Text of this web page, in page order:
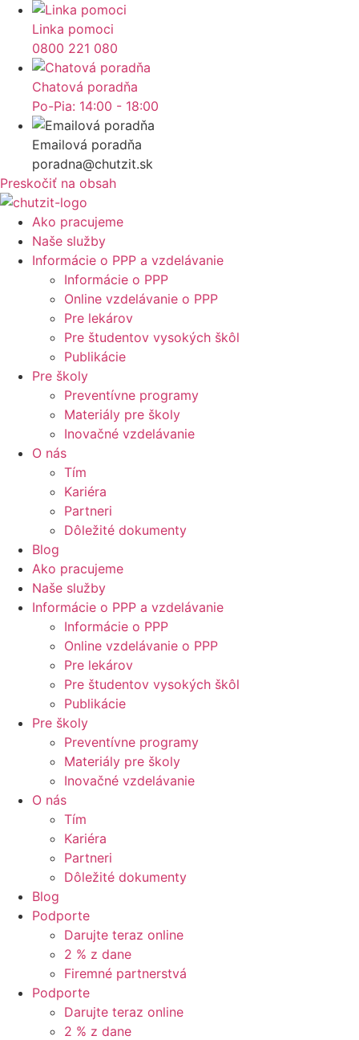
Linka pomoci
0800 221 080
Chatová poradňa
Po-Pia: 14:00 - 18:00
Emailová poradňa
poradna@chutzit.sk
Preskočiť na obsah
Ako pracujeme
Naše služby
Informácie o PPP a vzdelávanie
Informácie o PPP
Online vzdelávanie o PPP
Pre lekárov
Pre študentov vysokých škôl
Publikácie
Pre školy
Preventívne programy
Materiály pre školy
Inovačné vzdelávanie
O nás
Tím
Kariéra
Partneri
Dôležité dokumenty
Blog
Ako pracujeme
Naše služby
Informácie o PPP a vzdelávanie
Informácie o PPP
Online vzdelávanie o PPP
Pre lekárov
Pre študentov vysokých škôl
Publikácie
Pre školy
Preventívne programy
Materiály pre školy
Inovačné vzdelávanie
O nás
Tím
Kariéra
Partneri
Dôležité dokumenty
Blog
Podporte
Darujte teraz online
2 % z dane
Firemné partnerstvá
Podporte
Darujte teraz online
2 % z dane